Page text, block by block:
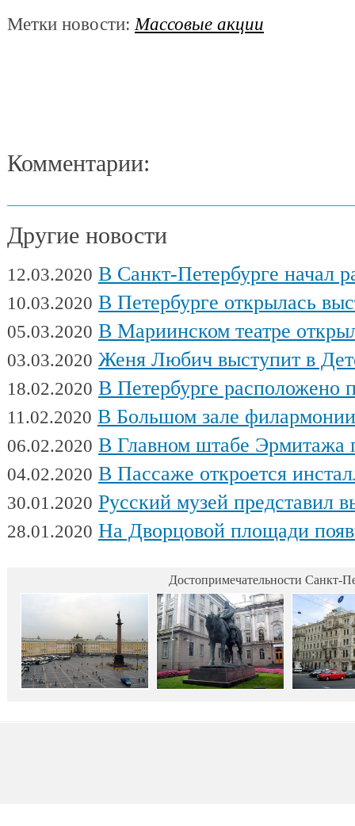
Метки новости:Массовые акции
Комментарии:
Другие новости
12.03.2020 В Санкт-Петербурге начал работу
10.03.2020 В Петербурге открылась выставка
05.03.2020 В Мариинском театре открылся
03.03.2020 Женя Любич выступит в Детском театре
18.02.2020 В Петербурге расположено
11.02.2020 В Большом зале филармонии
06.02.2020 В Главном штабе Эрмитажа пройдет
04.02.2020 В Пассаже откроется
30.01.2020 Русский музей представил
28.01.2020 На Дворцовой площади появилась интерактивная выставка военной техники,
Достопримечательности Санкт-